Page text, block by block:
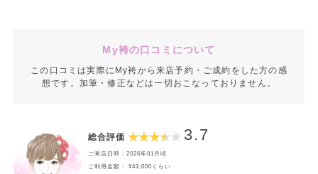
My袴の口コミについて
この口コミは実際にMy袴から来店予約・ご成約をした方の感
想です。加筆・修正などは一切おこなっておりません。
総合評価 3.7
ご来店日時：2026年01月頃
ご利用金額： ¥43,000くらい